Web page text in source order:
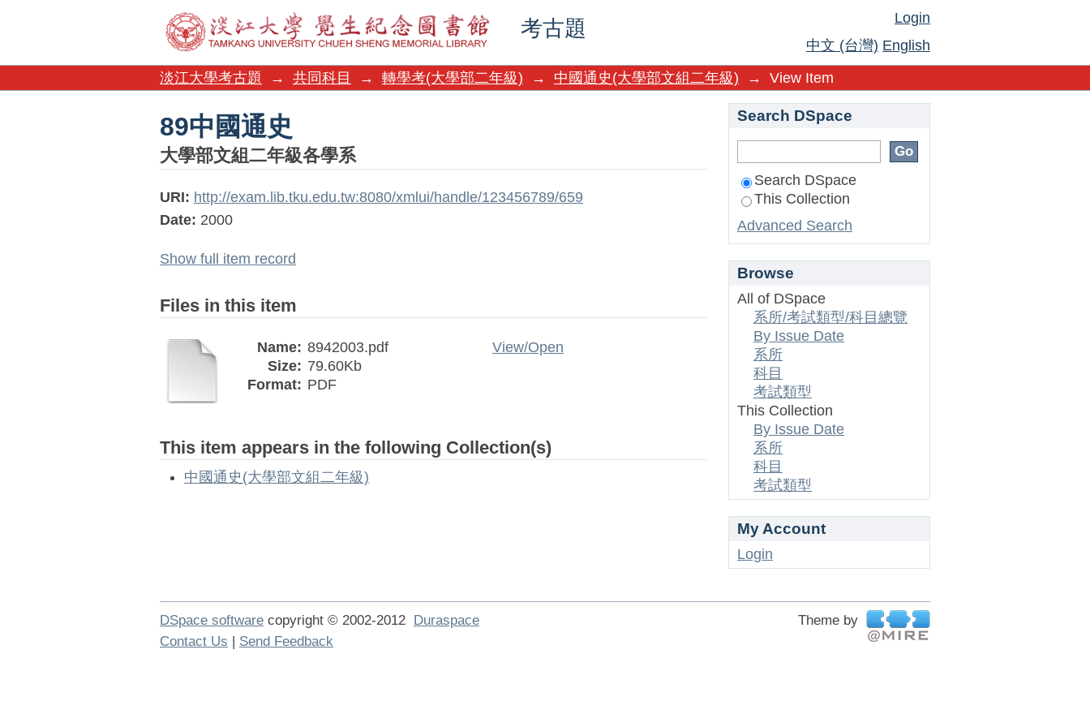
考古題
89中國通史
Login
中文 (台灣) English
淡江大學考古題
→ 共同科目 → 轉學考(大學部二年級) → 中國通史(大學部文組二年級) → View Item
89中國通史
大學部文組二年級各學系
URI: http://exam.lib.tku.edu.tw:8080/xmlui/handle/123456789/659
Date: 2000
Show full item record
Files in this item
Name: 8942003.pdf
Size: 79.60Kb
Format: PDF
View/Open
This item appears in the following Collection(s)
中國通史(大學部文組二年級)
Search DSpace
Search DSpace
This Collection
Advanced Search
Browse
All of DSpace
系所/考試類型/科目總覽
By Issue Date
系所
科目
考試類型
This Collection
By Issue Date
系所
科目
考試類型
My Account
Login
DSpace software copyright © 2002-2012 Duraspace
Theme by
Contact Us | Send Feedback